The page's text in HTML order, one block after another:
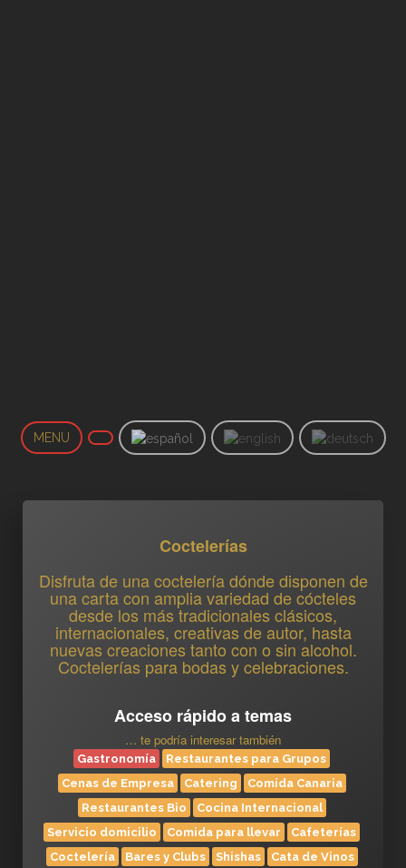
MENU
Coctelerías
Disfruta de una coctelería dónde disponen de
una carta con amplia variedad de cócteles
desde los más tradicionales clásicos,
internacionales, creativas de autor, hasta
nuevas creaciones tanto con o sin alcohol.
Coctelerías para bodas y celebraciones.
Acceso rápido a temas
… te podría interesar también
Gastronomía
Restaurantes para Grupos
Cenas de Empresa
Catering
Comida Canaria
Restaurantes Bio
Cocina Internacional
Servicio domicilio
Comida para llevar
Cafeterías
Coctelería
Bares y Clubs Shishas
Cata de Vinos